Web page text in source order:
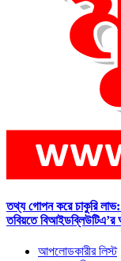
তথ্য গোপন করে চাকুরি লাভ:
তবিয়তে বিআইডব্লিউটিএ’র
আপলোডকারীর লিস্ট